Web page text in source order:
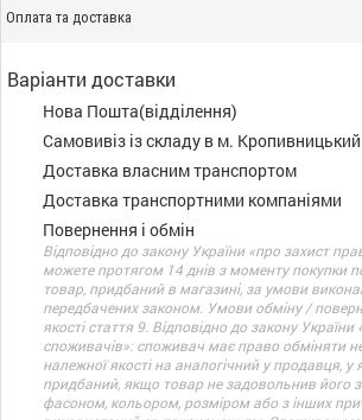
Оплата та доставка
Варіанти доставки
Нова Пошта(відділення)
Самовивіз із складу в м. Кропивницький
Доставка власним транспортом
Доставка транспортними компаніями
Повернення і обмін
Відповідно до закону України «про захист
можете протягом 14 днів з моменту покупки
товар, придбаний в магазині, за умови
передбачених законом. Умови обміну /
якості стаття 9. Відповідно до закону
споживачів»: споживач має право обміняти
належної якості на аналогічний у продавця, у
придбаний, якщо товар не задовольнив його
фасоном, кольором, розміром або з інших